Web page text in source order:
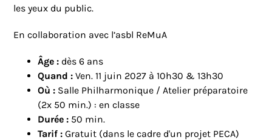
les yeux du public.
En collaboration avec l’asbl ReMuA
Âge : dès 6 ans
Quand : Ven. 11 juin 2027 à 10h30 & 13h30
Où : Salle Philharmonique / Atelier préparatoire
(2x 50 min.) : en classe
Durée : 50 min.
Tarif :Gratuit (dans le cadre d'un projet PECA)